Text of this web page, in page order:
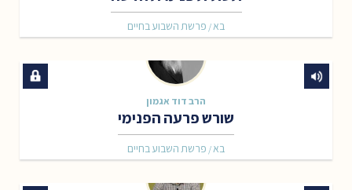
פרשת השבוע בחיים / בא
הרב דוד אגמון
שורש פרעה הפנימי
פרשת השבוע בחיים / בא